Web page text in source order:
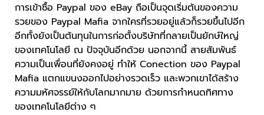
การเข้าซื้อ Paypal ของ eBay ถือเป็นจุดเริ่มต้นของความ
รวยของ Paypal Mafia จากใครที่รวยอยู่แล้วก็รวยขึ้นไปอีก
อีกทั้งยังเป็นต้นทุนในการก่อตั้งบริษัทที่กลายเป็นยักษ์ใหญ่
ของเทคโนโลยี ณ ปัจจุบันอีกด้วย นอกจากนี้ สายสัมพันธ์
ความเป็นเพื่อนที่ยังคงอยู่ ทำให้ Conection ของ Paypal
Mafia แตกแขนงออกไปอย่างรวดเร็ว และพวกเขาได้สร้าง
ความมหัศจรรย์ให้กับโลกมากมาย ด้วยการกำหนดทิศทาง
ของเทคโนโลยีต่าง ๆ